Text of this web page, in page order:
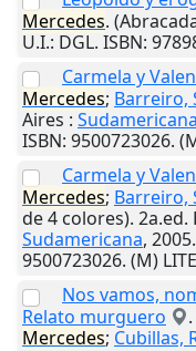
Mercedes.
U.I.: DGL. ISBN:
Carmela y
Mercedes; Barreiro,
Aires : Sudamericana
ISBN: 9500723026.
Carmela y
Mercedes; Barreiro,
de 4 colores). 2a.ed.
Sudamericana, 2005.
9500723026. (M)
Nos vamos,
Relato murguero
.
Mercedes; Cubillas,